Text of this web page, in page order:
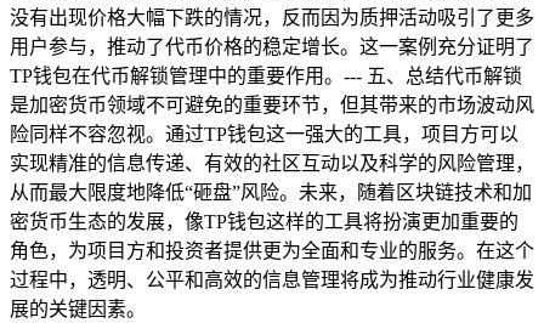
没有出现价格大幅下跌的情况，反而因为质押活动吸引了更多
用户参与，推动了代币价格的稳定增长。这一案例充分证明了
TP钱包在代币解锁管理中的重要作用。--- 五、总结代币解锁
是加密货币领域不可避免的重要环节，但其带来的市场波动风
险同样不容忽视。通过TP钱包这一强大的工具，项目方可以
实现精准的信息传递、有效的社区互动以及科学的风险管理，
从而最大限度地降低“砸盘”风险。未来，随着区块链技术和加
密货币生态的发展，像TP钱包这样的工具将扮演更加重要的
角色，为项目方和投资者提供更为全面和专业的服务。在这个
过程中，透明、公平和高效的信息管理将成为推动行业健康发
展的关键因素。